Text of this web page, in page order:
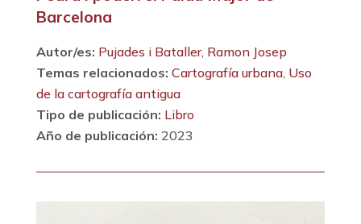
Barcelona
Autor/es: Pujades i Bataller, Ramon Josep
Temas relacionados: Cartografía urbana, Uso
de la cartografía antigua
Tipo de publicación: Libro
Año de publicación: 2023